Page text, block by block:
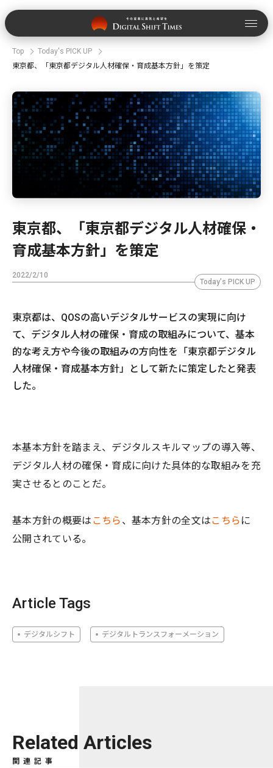
Top
Today's PICK UP
東京都、「東京都デジタル人材確保・育成基本方針」を策定
東京都、「東京都デジタル人材確保・
育成基本方針」を策定
2022/2/10
Today's PICK UP
東京都は、QOSの高いデジタルサービスの実現に向け
て、デジタル人材の確保・育成の取組みについて、基本
的な考え方や今後の取組みの方向性を「東京都デジタル
人材確保・育成基本方針」として新たに策定したと発表
した。
本基本方針を踏まえ、デジタルスキルマップの導入等、
デジタル人材の確保・育成に向けた具体的な取組みを充
実させるとのことだ。
基本方針の概要は こちら 、基本方針の全文はこちら に
公開されている。
Article Tags
デジタルシフト デジタルトランスフォーメーション
Related Articles
関連記事